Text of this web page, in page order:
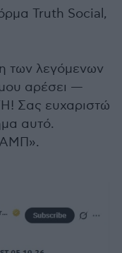
Truth Social,
των λεγόμενων
αρέσει —
Σας ευχαριστώ
αυτό.